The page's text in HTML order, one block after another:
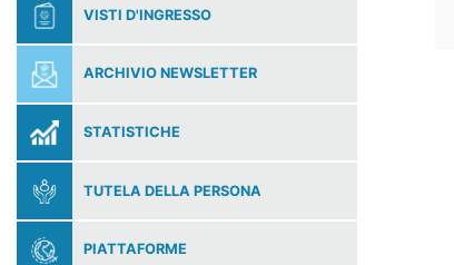
VISTI D'INGRESSO
ARCHIVIO NEWSLETTER
STATISTICHE
TUTELA DELLA PERSONA
PIATTAFORME